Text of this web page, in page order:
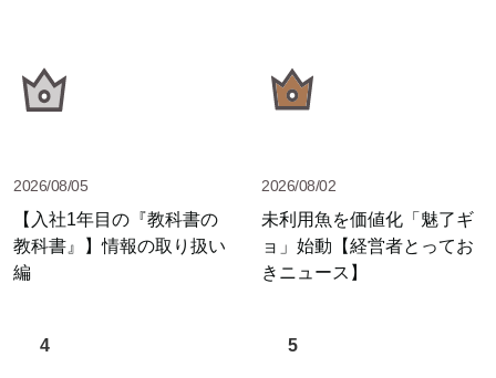
2026/08/05
【入社1年目の『教科書の
教科書』】情報の取り扱い
編
2026/08/02
未利用魚を価値化「魅了ギ
ョ」始動【経営者とってお
きニュース】
4 5